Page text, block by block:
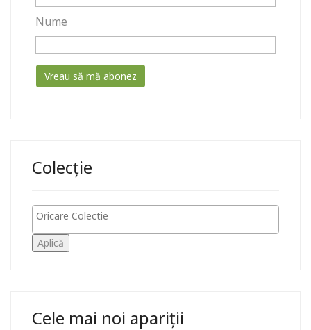
Nume
Colecție
Aplică
Cele mai noi apariții